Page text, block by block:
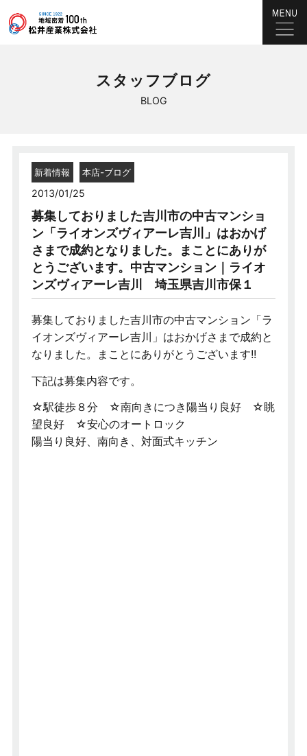
BLOG
スタッフブログ
新着情報 本店-ブログ
2013/01/25
募集しておりました吉川市の中古マンショ
ン「ライオンズヴィアーレ吉川」はおかげ
さまで成約となりました。まことにありが
とうございます。中古マンション｜ライオ
ンズヴィアーレ吉川 埼玉県吉川市保１
募集しておりました吉川市の中古マンション「ラ
イオンズヴィアーレ吉川」はおかげさまで成約と
なりました。まことにありがとうございます!!
下記は募集内容です。
☆駅徒歩８分 ☆南向きにつき陽当り良好 ☆眺
望良好 ☆安心のオートロック
陽当り良好、南向き、対面式キッチン